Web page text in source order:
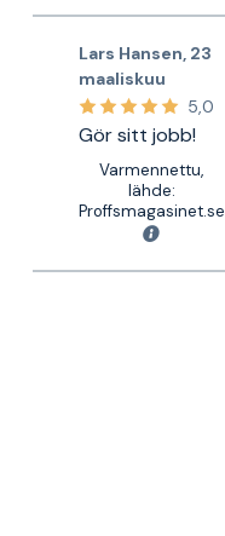
Lars Hansen 23
maaliskuu
5,0
Gör sitt jobb!
Varmennettu,
lähde:
Proffsmagasinet.se